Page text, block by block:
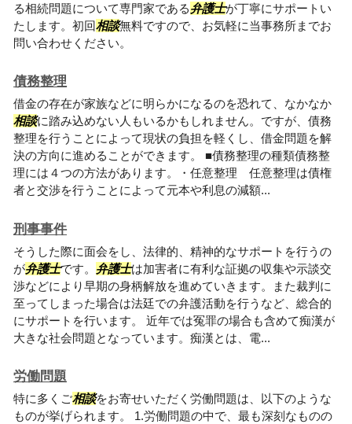
る相続問題について専門家である弁護士が丁寧にサポートい
たします。初回相談無料ですので、お気軽に当事務所までお
問い合わせください。
債務整理
借金の存在が家族などに明らかになるのを恐れて、なかなか
相談に踏み込めない人もいるかもしれません。ですが、債務
整理を行うことによって現状の負担を軽くし、借金問題を解
決の方向に進めることができます。 ■債務整理の種類債務整
理には４つの方法があります。・任意整理 任意整理は債権
者と交渉を行うことによって元本や利息の減額...
刑事事件
そうした際に面会をし、法律的、精神的なサポートを行うの
が弁護士です。 弁護士は加害者に有利な証拠の収集や示談交
渉などにより早期の身柄解放を進めていきます。また裁判に
至ってしまった場合は法廷での弁護活動を行うなど、総合的
にサポートを行います。 近年では冤罪の場合も含めて痴漢が
大きな社会問題となっています。痴漢とは、電...
労働問題
特に多くご相談をお寄せいただく労働問題は、以下のような
ものが挙げられます。 1.労働問題の中で、最も深刻なものの